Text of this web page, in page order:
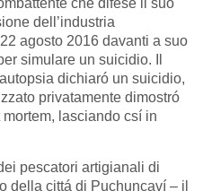
dell’industria
agosto 2016 davanti a suo
simulare un suicidio. Il
dichiaró un suicidio,
privatamente dimostró
lasciando csí in
pescatori artigianali di
della cittá di Puchuncaví – il